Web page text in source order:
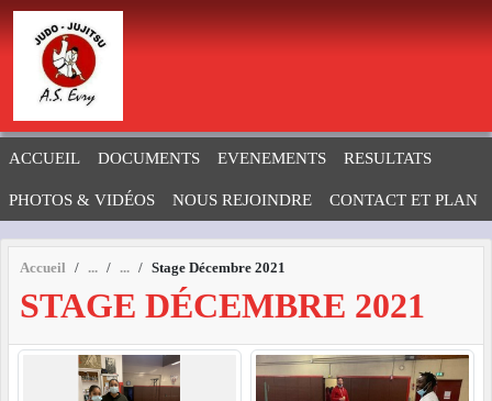
ACCUEIL DOCUMENTS EVENEMENTS RESULTATS
PHOTOS & VIDÉOS NOUS REJOINDRE CONTACT ET PLAN
Accueil Stage Décembre 2021
STAGE DÉCEMBRE 2021
Panneau de gestion des cookies